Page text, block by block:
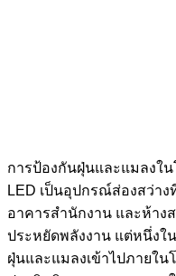
การป้องกันฝุ่นและแมลงใ
LED เป็นอุปกรณ์ส่องสว่า
อาคารสำนักงาน และห้าง
ประหยัดพลังงาน แต่หนึ่ง
ฝุ่นและแมลงเข้าไปภายใ